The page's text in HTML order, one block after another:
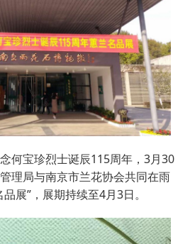
何宝珍烈士诞辰115周年，3月30
理局与南京市兰花协会共同在雨
展”，展期持续至4月3日。